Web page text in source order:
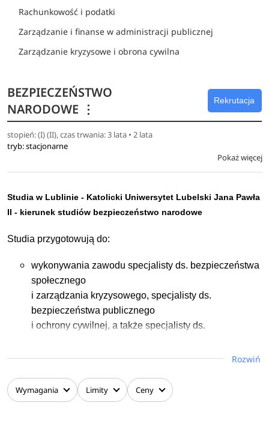
BEZPIECZEŃSTWO
NARODOWE ⋮
Rekrutacja
stopień: (I) (II), czas trwania: 3 lata • 2 lata
tryb: stacjonarne
Pokaż więcej
Studia w Lublinie - Katolicki Uniwersytet Lubelski Jana Pawła
II - kierunek studiów bezpieczeństwo narodowe
Studia przygotowują do:
wykonywania zawodu specjalisty ds. bezpieczeństwa
społecznego
i zarządzania kryzysowego, specjalisty ds.
bezpieczeństwa publicznego
i ochrony cywilnej, a także specjalisty ds.
mundurowych (policja, straż miejska, straż graniczna),
organizacjach pozarządowych;
analizowania bezpieczeństwa państwa na poziomie
Rozwiń
Wymagania Limity Ceny
Rachunkowość i podatki
Zarządzanie i finanse w administracji publicznej
Zarządzanie kryzysowe i obrona cywilna